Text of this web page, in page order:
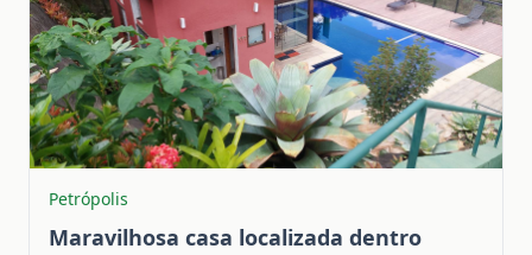
Petrópolis
Maravilhosa casa localizada dentro